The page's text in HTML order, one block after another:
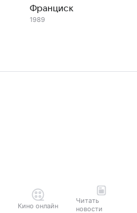
Франциск
1989
Кино онлайн
Читать
новости